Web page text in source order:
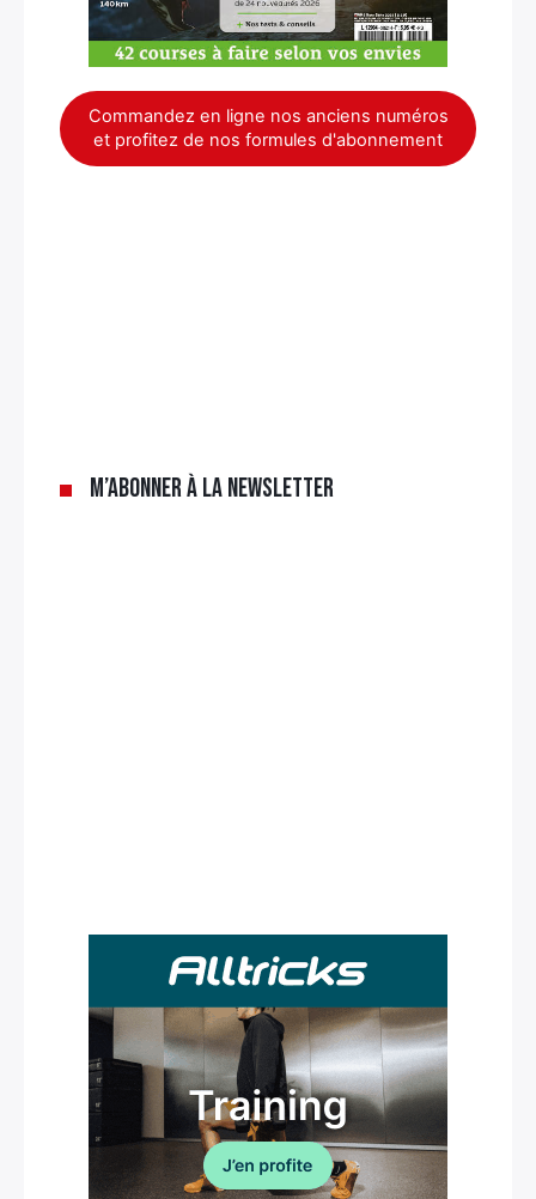
Commandez en ligne nos anciens numéros
et profitez de nos formules d'abonnement
M’abonner à la newsletter
Rechercher